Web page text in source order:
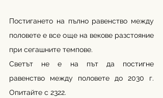
Постигането на пълно равенство между
половете е все още на векове разстояние
при сегашните темпове.
Светът не е на път да постигне
равенство между половете до 2030 г.
Опитайте с 2322.